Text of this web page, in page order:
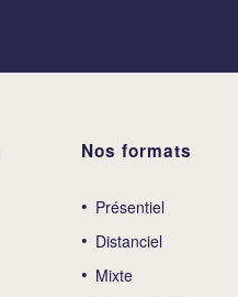
Nos formats
Présentiel
Distanciel
Mixte